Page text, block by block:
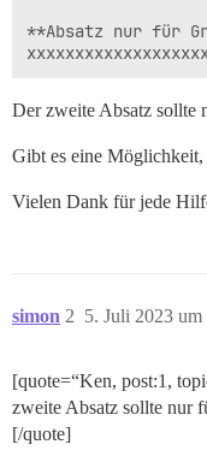
**Absatz nur für
Der zweite Absatz sollte
Gibt es eine Möglichkeit,
Vielen Dank für jede
simon 5. Juli 2023 um
2
[quote=“Ken, post:1,
zweite Absatz sollte nur
[/quote]